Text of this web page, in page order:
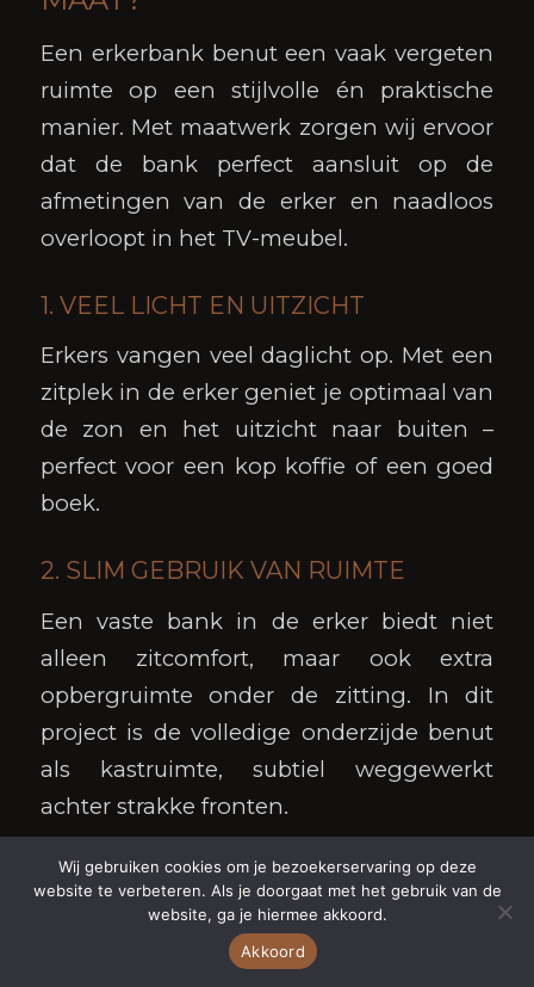
Een erkerbank benut een vaak vergeten
ruimte op een stijlvolle én praktische
manier. Met maatwerk zorgen wij ervoor
dat de bank perfect aansluit op de
afmetingen van de erker en naadloos
overloopt in het TV-meubel.
1. VEEL LICHT EN UITZICHT
Erkers vangen veel daglicht op. Met een
zitplek in de erker geniet je optimaal van
de zon en het uitzicht naar buiten –
perfect voor een kop koffie of een goed
boek.
2. SLIM GEBRUIK VAN RUIMTE
Een vaste bank in de erker biedt niet
alleen zitcomfort, maar ook extra
opbergruimte onder de zitting. In dit
project is de volledige onderzijde benut
als kastruimte, subtiel weggewerkt
achter strakke fronten.
3. EEN ECHTEEYECATCHER
Een erkerbank op maat doorbreekt de
standaardopstelling van de woonkamer.
Wij gebruiken cookies om je bezoekerservaring op deze
website te verbeteren. Als je doorgaat met het gebruik van de
website, ga je hiermee akkoord.
Akkoord